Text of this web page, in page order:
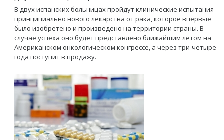
В двух испанских больницах пройдут клинические испытания
принципиально нового лекарства от рака, которое впервые
было изобретено и произведено на территории страны. В
случае успеха оно будет представлено ближайшим летом на
Американском онкологическом конгрессе, а через три-четыре
года поступит в продажу.